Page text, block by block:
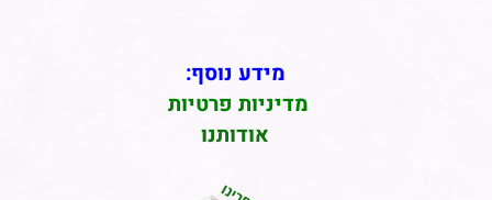
מידע נוסף:
מדיניות פרטיות
אודותנו